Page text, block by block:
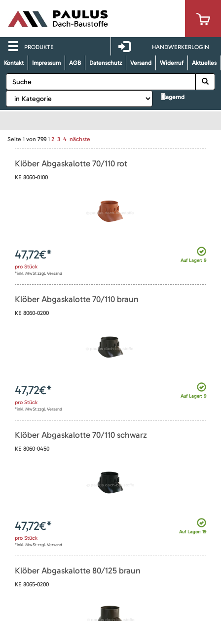
PRODUKTE HANDWERKERLOGIN
Kontakt Impressum AGB Datenschutz Versand Widerruf Aktuelles
lagernd
Seite 1 von 799 1 2 3 4 nächste
Klöber Abgaskalotte 70/110 rot
KE 8060-0100
Auf Lager: 9
47,72€*
pro Stück
*inkl. MwSt zzgl. Versand
Klöber Abgaskalotte 70/110 braun
KE 8060-0200
Auf Lager: 9
47,72€*
pro Stück
*inkl. MwSt zzgl. Versand
Klöber Abgaskalotte 70/110 schwarz
KE 8060-0450
Auf Lager: 19
47,72€*
pro Stück
*inkl. MwSt zzgl. Versand
Klöber Abgaskalotte 80/125 braun
KE 8065-0200